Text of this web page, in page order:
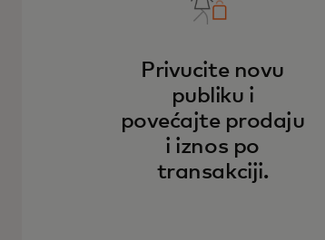
Privucite novu
publiku i
povećajte prodaju
i iznos po
transakciji.